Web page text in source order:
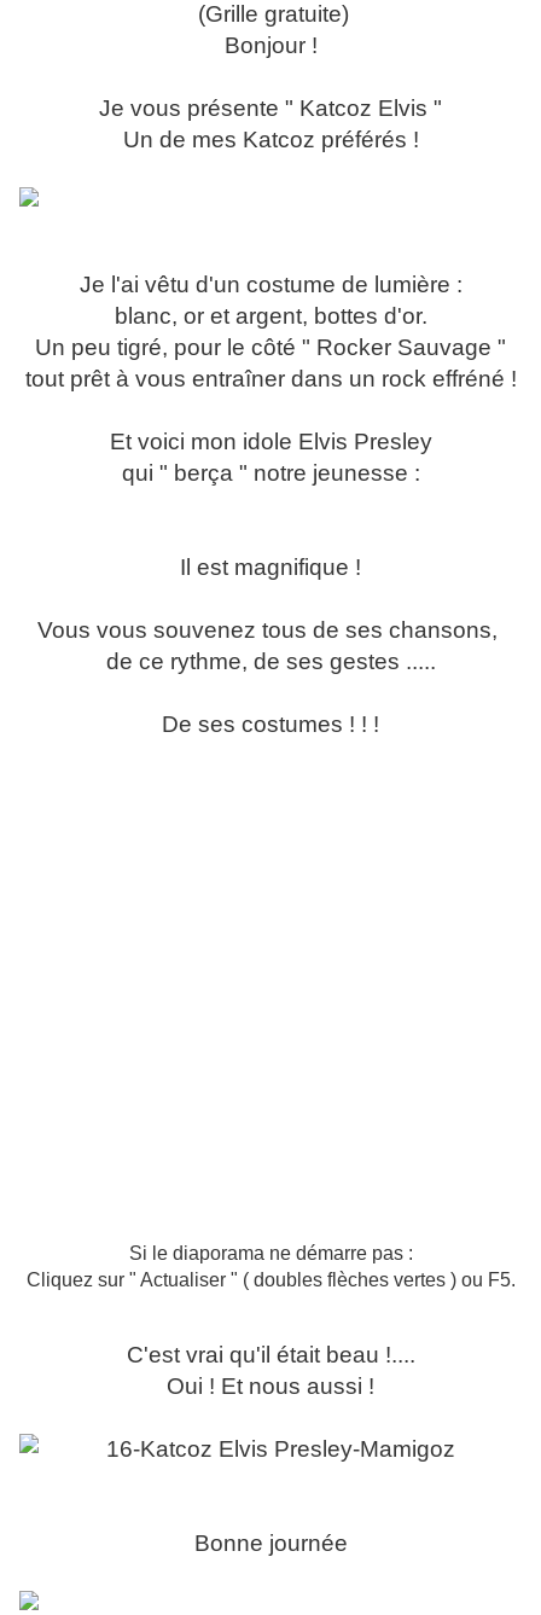
(Grille gratuite)
Bonjour !
Je vous présente " Katcoz Elvis "
Un de mes Katcoz préférés !
Je l'ai vêtu d'un costume de lumière :
blanc, or et argent, bottes d'or.
Un peu tigré, pour le côté " Rocker Sauvage "
tout prêt à vous entraîner dans un rock effréné !
Et voici mon idole Elvis Presley
qui " berça " notre jeunesse :
Il est magnifique !
Vous vous souvenez tous de ses chansons,
de ce rythme, de ses gestes .....
De ses costumes ! ! !
Si le diaporama ne démarre pas :
Cliquez sur " Actualiser " ( doubles flèches vertes ) ou F5.
C'est vrai qu'il était beau !....
Oui ! Et nous aussi !
Bonne journée